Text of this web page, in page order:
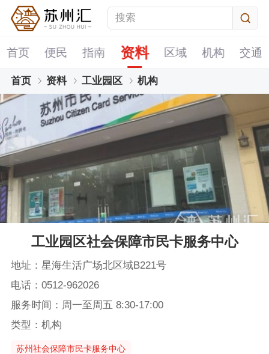
首页 便民 指南 资料 区域 机构 交通
首页 资料 工业园区 机构
工业园区社会保障市民卡服务中心
地址：星海生活广场北区域B221号
电话：0512-962026
服务时间：周一至周五 8:30-17:00
类型：机构
苏州社会保障市民卡服务中心